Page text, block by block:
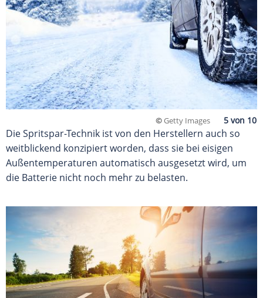
©Getty Images
Die Spritspar-Technik ist von den Herstellern auch so
weitblickend konzipiert worden, dass sie bei eisigen
Außentemperaturen automatisch ausgesetzt wird, um
die Batterie nicht noch mehr zu belasten.